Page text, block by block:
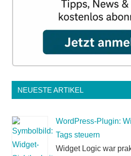
NEUESTE ARTIKEL
WordPress-Plugin:
Tags steuern
Widget Logic war